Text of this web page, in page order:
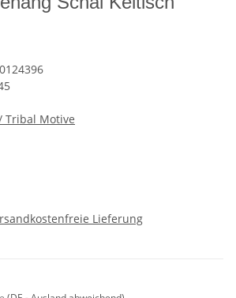
Tribal Motive
Lieferung